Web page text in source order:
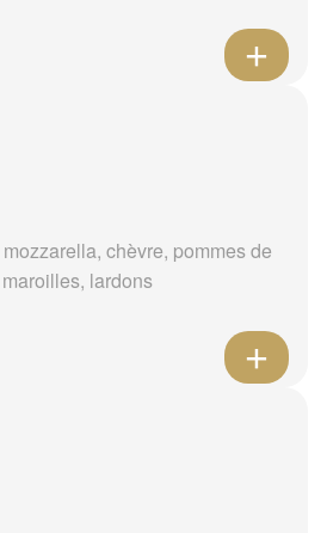
chèvre, pommes de
lardons